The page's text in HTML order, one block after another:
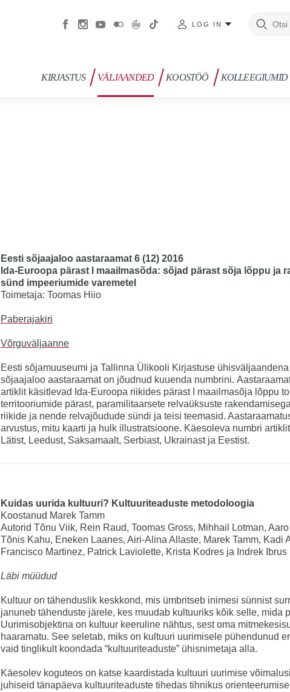
LOG IN
KIRJASTUS VÄLJAANDED KOOSTÖÖ KOLLEEGIUMID
Eesti sõjaajaloo aastaraamat 6 (12) 2016
Ida-Euroopa pärast I maailmasõda: sõjad pärast sõja lõppu ja
sünd impeeriumide varemetel
Toimetaja: Toomas Hiio
Paberajakiri
Võrguväljaanne
Eesti sõjamuuseumi ja Tallinna Ülikooli Kirjastuse
sõjaajaloo aastaraamat on jõudnud kuuenda numbrini.
artiklit käsitlevad Ida-Euroopa riikides pärast I maailmasõja lõppu
territooriumide pärast, paramilitaarsete relvaüksuste
riikide ja nende relvajõudude sündi ja teisi teemasid.
arvustus, mitu kaarti ja hulk illustratsioone. Käesoleva numbri
Lätist, Leedust, Saksamaalt, Serbiast, Ukrainast ja Eestist.
Kuidas uurida kultuuri? Kultuuriteaduste metodoloogia
Koostanud Marek Tamm
Autorid Tõnu Viik, Rein Raud, Toomas Gross, Mihhail Lotman,
Tõnis Kahu, Eneken Laanes, Airi-Alina Allaste, Marek Tamm, Kadi
Francisco Martinez, Patrick Laviolette, Krista Kodres ja Indrek Ibrus
Läbi müüdud
Kultuur on tähenduslik keskkond, mis ümbritseb inimesi sünnist
januneb tähenduste järele, kes muudab kultuuriks kõik selle, mida
Uurimisobjektina on kultuur keeruline nähtus, sest oma
haaramatu. See seletab, miks on kultuuri uurimisele pühendunud
vaid tinglikult koondada “kultuuriteaduste” ühisnimetaja alla.
Käesolev koguteos on katse kaardistada kultuuri uurimise
juhiseid tänapäeva kultuuriteaduste tihedas tihnikus